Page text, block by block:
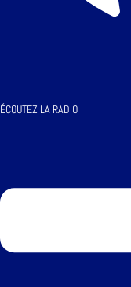
ÉCOUTEZ LA RADIO